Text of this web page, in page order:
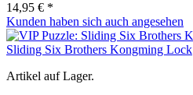
14,95 € *
Kunden haben sich auch angesehen
Sliding Six Brothers Kongming Lock
Artikel auf Lager.